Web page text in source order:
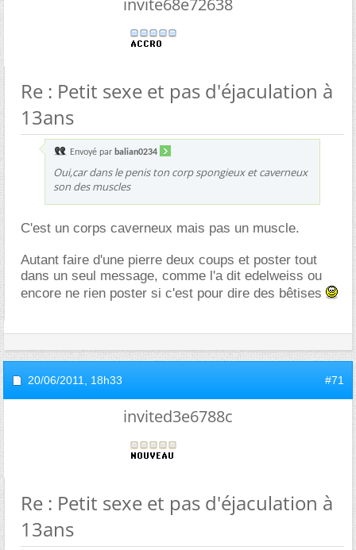
invite68e72638
Re : Petit sexe et pas d'éjaculation à
13ans
Envoyé par balian0234
Oui,car dans le penis ton corp spongieux et caverneux
son des muscles
C'est un corps caverneux mais pas un muscle.
Autant faire d'une pierre deux coups et poster tout
dans un seul message, comme l'a dit edelweiss ou
encore ne rien poster si c'est pour dire des bêtises
20/06/2011, 18h33 #71
invited3e6788c
Re : Petit sexe et pas d'éjaculation à
13ans